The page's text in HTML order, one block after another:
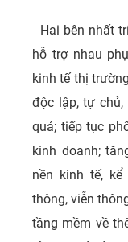
Hai bên nhất
hỗ trợ nhau
kinh tế thị
độc lập, tự chủ,
quả; tiếp tục
kinh doanh;
nền kinh tế,
thông, viễn
tầng mềm về